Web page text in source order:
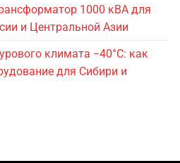
1000 кВА для
и Центральной Азии
климата −40°C: как
для Сибири и